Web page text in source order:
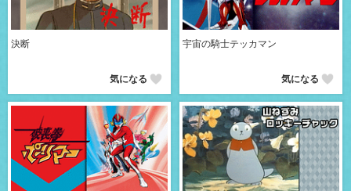
決断
気になる
宇宙の騎士テッカマン
気になる